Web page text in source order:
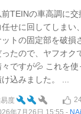
前TEINの車高調に
任せに回してしまい
ットの固定部を破損
ったので、ヤフオク
々ですが💦 これを
込みました。 ...
度